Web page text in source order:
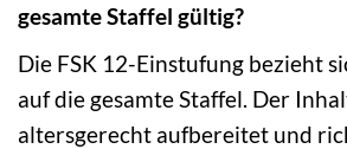
gesamte Staffel gültig?
Die FSK 12-Einstufung bezieht
auf die gesamte Staffel. Der
altersgerecht aufbereitet und